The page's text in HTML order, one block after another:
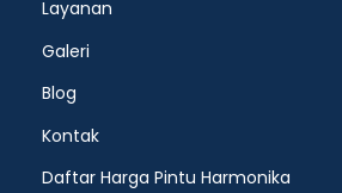
Layanan
Galeri
Blog
Kontak
Daftar Harga Pintu Harmonika